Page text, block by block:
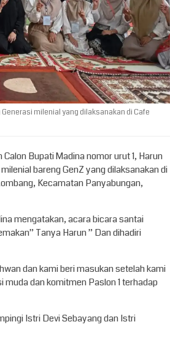
milenial yang dilaksanakan di Cafe
Calon Bupati Madina nomor urut 1, Harun
bareng GenZ yang dilaksanakan di
Kecamatan Panyabungan,
mengatakan, acara bicara santai
Tanya Harun ” Dan dihadiri
dan kami beri masukan setelah kami
dan komitmen Paslon 1 terhadap
Istri Devi Sebayang dan Istri